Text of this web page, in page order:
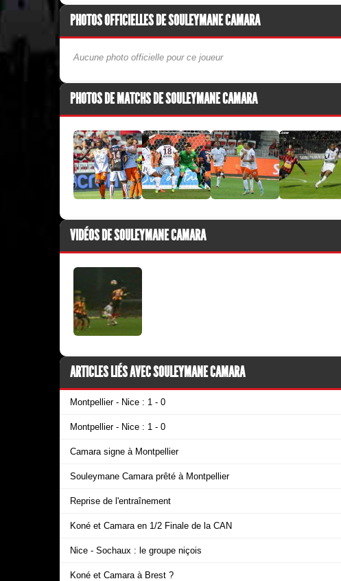
PHOTOS OFFICIELLES DE SOULEYMANE CAMARA
Aucune photo officielle pour ce joueur
PHOTOS DE MATCHS DE SOULEYMANE CAMARA
VIDÉOS DE SOULEYMANE CAMARA
ARTICLES LIÉS AVEC SOULEYMANE CAMARA
Montpellier - Nice : 1 - 0
Montpellier - Nice : 1 - 0
Camara signe à Montpellier
Souleymane Camara prêté à Montpellier
Reprise de l'entraînement
Koné et Camara en 1/2 Finale de la CAN
Nice - Sochaux : le groupe niçois
Koné et Camara à Brest ?